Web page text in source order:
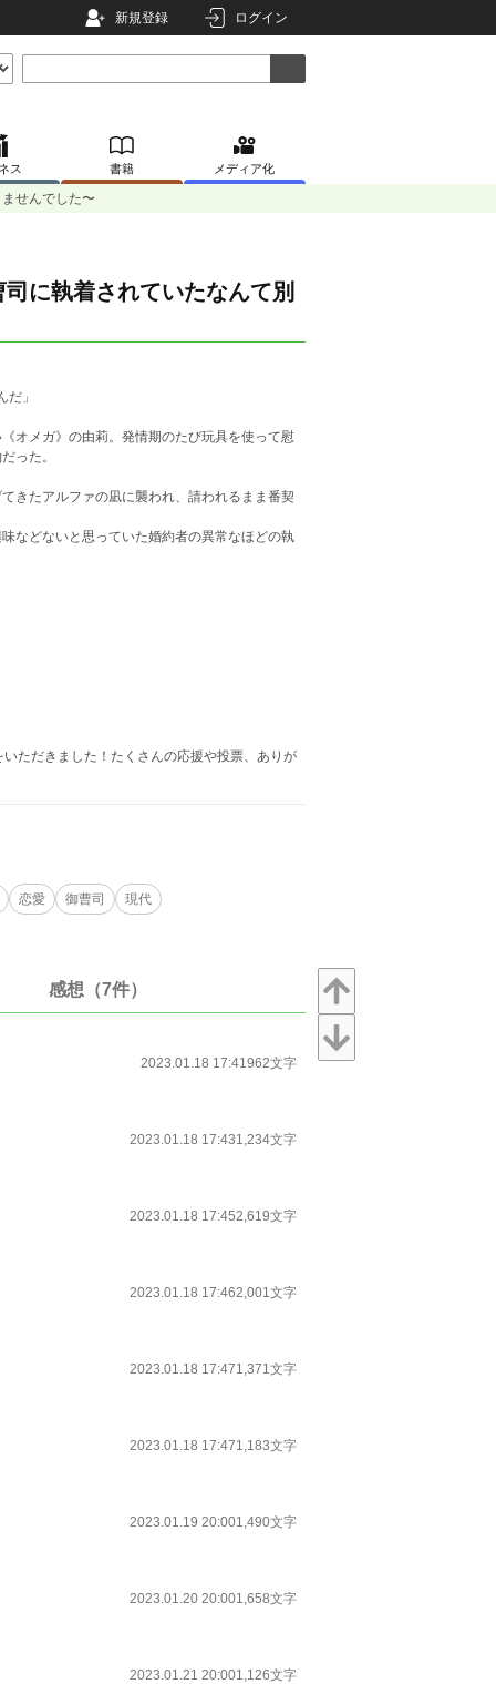
新規登録 ログイン
ス 書籍 メディア化
せんでした〜
に執着されていたなんて別
」
オメガ》の由莉。発情期のたび玩具を使って慰
った。
きたアルファの凪に襲われ、請われるまま番契
などないと思っていた婚約者の異常なほどの執
ただきました！たくさんの応援や投票、ありが
恋愛 御曹司 現代
感想（7件）
2023.01.18 17:41962文字
2023.01.18 17:431,234文字
2023.01.18 17:452,619文字
2023.01.18 17:462,001文字
2023.01.18 17:471,371文字
2023.01.18 17:471,183文字
2023.01.19 20:001,490文字
2023.01.20 20:001,658文字
2023.01.21 20:001,126文字